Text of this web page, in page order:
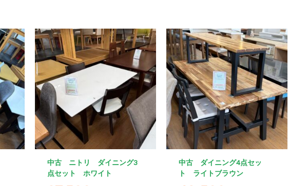
中古 ニトリ ダイニング3
点セット ホワイト
中古 ダイニング4点セッ
ト ライトブラウン